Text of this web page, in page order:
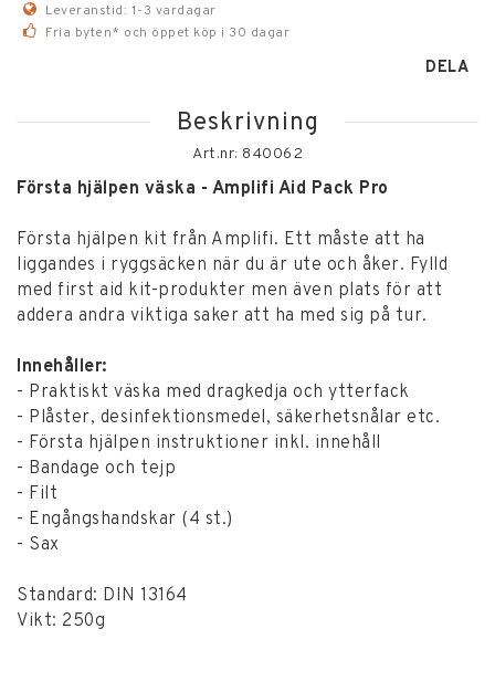
Leveranstid: 1-3 vardagar
Fria byten* och öppet köp i 30 dagar
DELA
Beskrivning
Art.nr: 840062
Första hjälpen väska - Amplifi Aid Pack Pro
Första hjälpen kit från Amplifi. Ett måste att ha
liggandes i ryggsäcken när du är ute och åker. Fylld
med first aid kit-produkter men även plats för att
addera andra viktiga saker att ha med sig på tur.
Innehåller:
- Praktiskt väska med dragkedja och ytterfack
- Plåster, desinfektionsmedel, säkerhetsnålar etc.
- Första hjälpen instruktioner inkl. innehåll
- Bandage och tejp
- Filt
- Engångshandskar (4 st.)
- Sax
Standard: DIN 13164
Vikt: 250g